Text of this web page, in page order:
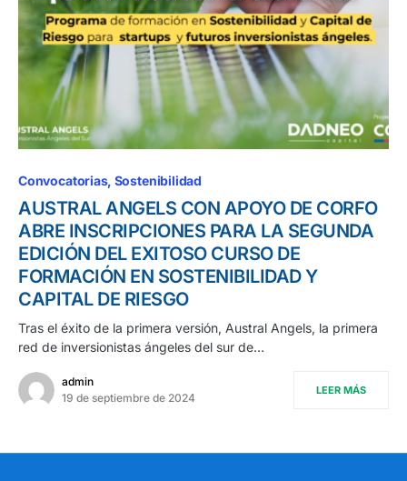
Convocatorias Sostenibilidad
AUSTRAL ANGELS CON APOYO DE CORFO
ABRE INSCRIPCIONES PARA LA SEGUNDA
EDICIÓN DEL EXITOSO CURSO DE
FORMACIÓN EN SOSTENIBILIDAD Y
CAPITAL DE RIESGO
Tras el éxito de la primera versión, Austral Angels, la primera
red de inversionistas ángeles del sur de…
admin
19 de septiembre de 2024
LEER MÁS